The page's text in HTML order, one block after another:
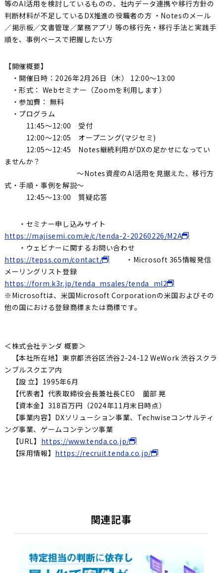
等のAI活用を検討しているものの、社内データ連携や移行方針の
判断材料が不足しているDX推進の役職者の方 ・Notesのメール
／掲示板／文書管理／業務アプリ 等の移行先・移行手法と実践手
順を、事例ベースで把握したい方
【開催概要】
・開催日時：2026年2月26日（木） 12:00～13:00
・形式： Webセミナー（Zoomを利用します）
・参加費： 無料
・プログラム
11:45～12:00 受付
12:00～12:05 オープニング(マジセミ)
12:05～12:45 Notes継続利用がDXの足かせになってい
ませんか？
～Notes資産のAI活用を見据えた、移行方
式・手順・事例を解説～
12:45～13:00 質疑応答
・セミナー申し込みサイト
https://majisemi.com/e/c/tenda-2-20260226/M2A
・ウェビナーに関するお問い合わせ
https://tepss.com/contact/
・Microsoft 365情報発信
メーリングリスト登録
https://form.k3r.jp/tenda_msales/tenda_ml2
※Microsoftは、米国Microsoft Corporationの米国およびその
他の国における登録商標または商標です。
＜株式会社テンダ 概要＞
【本社所在地】東京都渋谷区渋谷2-24-12 WeWork 渋谷スクラ
ンブルスクエア内
【設 立】1995年6月
【代表者】代表取締役会長兼社長CEO 薗部 晃
【資本金】318百万円（2024年11月末日時点）
【事業内容】DXソリューション事業、Techwiseコンサルティ
ング事業、ゲームコンテンツ事業
【URL】 https://www.tenda.co.jp/
【採用情報】 https://recruit.tenda.co.jp/
関連記事